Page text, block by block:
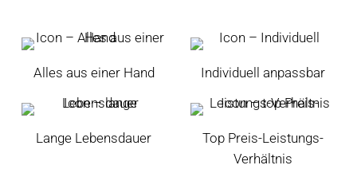
Alles aus einer Hand Individuell anpassbar
Lange Lebensdauer
Top Preis-Leistungs-
Verhältnis